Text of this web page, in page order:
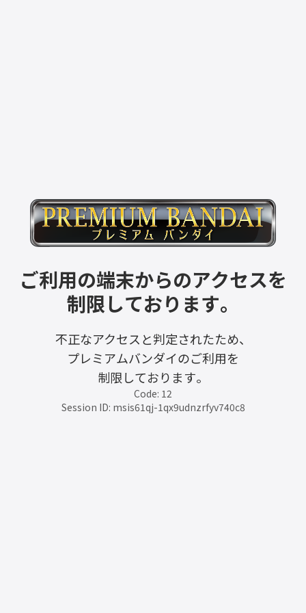
ご利用の端末からのアクセスを
制限しております。
不正なアクセスと判定されたため、
プレミアムバンダイのご利用を
制限しております。
Code: 12
Session ID: msis61qj-1qx9udnzrfyv740c8